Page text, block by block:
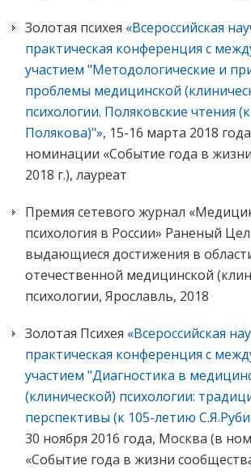
Золотая психея «Всероссийская
практическая конференция с
участием "Методологические и
проблемы медицинской
психологии. Поляковские чтения
Полякова)"», 15-16 марта 2018
номинации «Событие года в
2018 г.), лауреат
Премия сетевого журнал
психология в России» Раненый
выдающиеся достижения в
отечественной медицинской
психологии, Ярославль, 2018
Золотая Психея «Всероссийская
практическая конференция с
участием "Диагностика в
(клинической) психологии:
перспективы (к 105-летию
30 ноября 2016 года, Москва (в
«Событие года в жизни